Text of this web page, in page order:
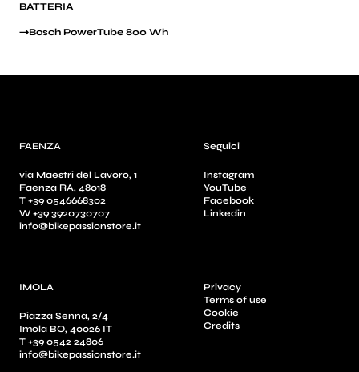
BATTERIA
Bosch PowerTube 800 Wh
FAENZA
via Maestri del Lavoro, 1
Faenza RA, 48018
T +39 0546668302
W +39 3920730707
info@bikepassionstore.it
IMOLA
Piazza Senna, 2/4
Imola BO, 40026 IT
T +39 0542 24806
info@bikepassionstore.it
Seguici
Instagram
YouTube
Facebook
Linkedin
Privacy
Terms of use
Cookie
Credits